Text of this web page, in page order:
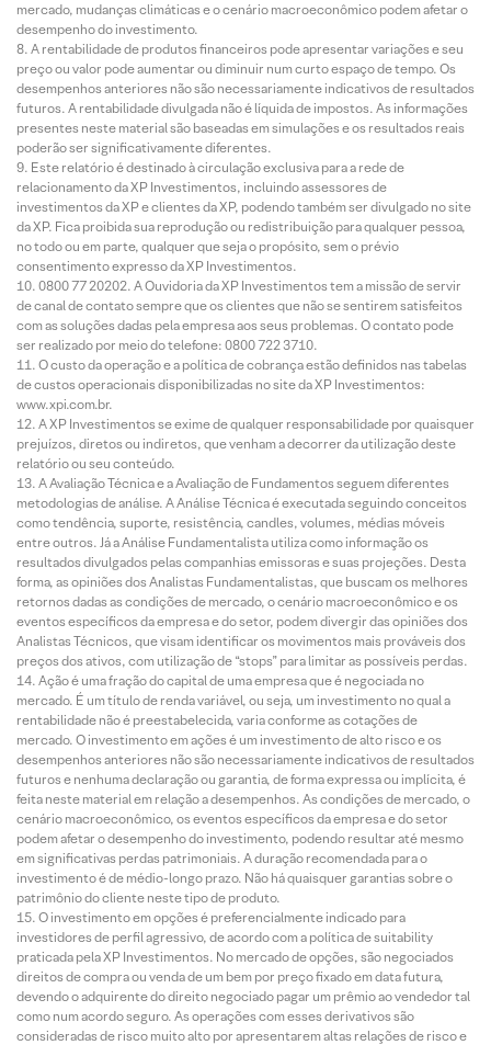
mercado, mudanças climáticas e o cenário macroeconômico podem afetar o
desempenho do investimento.
A rentabilidade de produtos financeiros pode apresentar variações e seu
preço ou valor pode aumentar ou diminuir num curto espaço de tempo. Os
desempenhos anteriores não são necessariamente indicativos de resultados
futuros. A rentabilidade divulgada não é líquida de impostos. As informações
presentes neste material são baseadas em simulações e os resultados reais
poderão ser significativamente diferentes.
Este relatório é destinado à circulação exclusiva para a rede de
relacionamento da XP Investimentos, incluindo assessores de
investimentos da XP e clientes da XP, podendo também ser divulgado no site
da XP. Fica proibida sua reprodução ou redistribuição para qualquer pessoa,
no todo ou em parte, qualquer que seja o propósito, sem o prévio
consentimento expresso da XP Investimentos.
0800 77 20202. A Ouvidoria da XP Investimentos tem a missão de servir
de canal de contato sempre que os clientes que não se sentirem satisfeitos
com as soluções dadas pela empresa aos seus problemas. O contato pode
ser realizado por meio do telefone: 0800 722 3710.
O custo da operação e a política de cobrança estão definidos nas tabelas
de custos operacionais disponibilizadas no site da XP Investimentos:
www.xpi.com.br.
A XP Investimentos se exime de qualquer responsabilidade por quaisquer
prejuízos, diretos ou indiretos, que venham a decorrer da utilização deste
relatório ou seu conteúdo.
A Avaliação Técnica e a Avaliação de Fundamentos seguem diferentes
metodologias de análise. A Análise Técnica é executada seguindo conceitos
como tendência, suporte, resistência, candles, volumes, médias móveis
entre outros. Já a Análise Fundamentalista utiliza como informação os
resultados divulgados pelas companhias emissoras e suas projeções. Desta
forma, as opiniões dos Analistas Fundamentalistas, que buscam os melhores
retornos dadas as condições de mercado, o cenário macroeconômico e os
eventos específicos da empresa e do setor, podem divergir das opiniões dos
Analistas Técnicos, que visam identificar os movimentos mais prováveis dos
preços dos ativos, com utilização de “stops” para limitar as possíveis perdas.
Ação é uma fração do capital de uma empresa que é negociada no
mercado. É um título de renda variável, ou seja, um investimento no qual a
rentabilidade não é preestabelecida, varia conforme as cotações de
mercado. O investimento em ações é um investimento de alto risco e os
desempenhos anteriores não são necessariamente indicativos de resultados
futuros e nenhuma declaração ou garantia, de forma expressa ou implícita, é
feita neste material em relação a desempenhos. As condições de mercado, o
cenário macroeconômico, os eventos específicos da empresa e do setor
podem afetar o desempenho do investimento, podendo resultar até mesmo
em significativas perdas patrimoniais. A duração recomendada para o
investimento é de médio-longo prazo. Não há quaisquer garantias sobre o
patrimônio do cliente neste tipo de produto.
O investimento em opções é preferencialmente indicado para
investidores de perfil agressivo, de acordo com a política de suitability
praticada pela XP Investimentos. No mercado de opções, são negociados
direitos de compra ou venda de um bem por preço fixado em data futura,
devendo o adquirente do direito negociado pagar um prêmio ao vendedor tal
como num acordo seguro. As operações com esses derivativos são
consideradas de risco muito alto por apresentarem altas relações de risco e